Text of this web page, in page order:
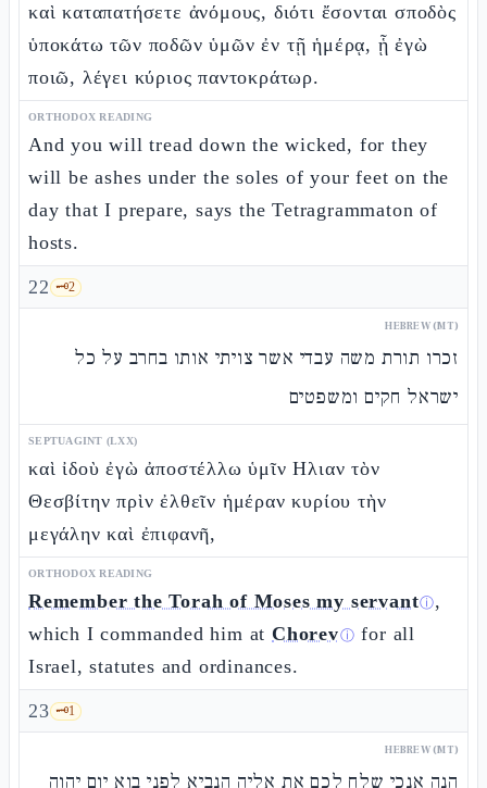
καὶ καταπατήσετε ἀνόμους, διότι ἔσονται σποδὸς
ὑποκάτω τῶν ποδῶν ὑμῶν ἐν τῇ ἡμέρᾳ, ᾗ ἐγὼ
ποιῶ, λέγει κύριος παντοκράτωρ.
ORTHODOX READING
And you will tread down the wicked, for they
will be ashes under the soles of your feet on the
day that I prepare, says the Tetragrammaton of
hosts.
22 🗝️2
HEBREW (MT)
זכרו תורת משה עבדי אשר צויתי אותו בחרב על כל
ישראל חקים ומשפטים
SEPTUAGINT (LXX)
καὶ ἰδοὺ ἐγὼ ἀποστέλλω ὑμῖν Ηλιαν τὸν
Θεσβίτην πρὶν ἐλθεῖν ἡμέραν κυρίου τὴν
μεγάλην καὶ ἐπιφανῆ,
ORTHODOX READING
Remember the Torah of Moses my servantⓘ,
which I commanded him at Chorevⓘ for all
Israel, statutes and ordinances.
23 🗝️1
HEBREW (MT)
הנה אנכי שלח לכם את אליה הנביא לפני בוא יום יהוה